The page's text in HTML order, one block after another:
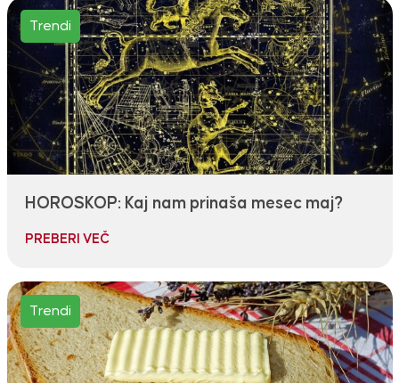
Trendi
HOROSKOP: Kaj nam prinaša mesec maj?
PREBERI VEČ
Trendi